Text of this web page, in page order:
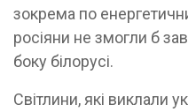
зокрема по
росіяни не змогли б
боку білорусі.
Світлини, які виклали